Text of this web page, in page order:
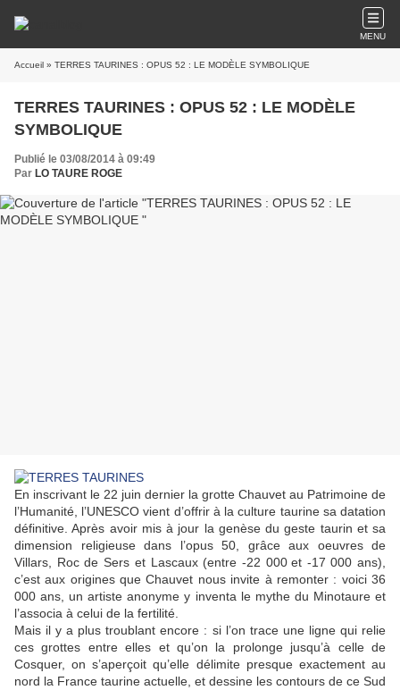
MENU
Accueil » TERRES TAURINES : OPUS 52 : LE MODÈLE SYMBOLIQUE
TERRES TAURINES : OPUS 52 : LE MODÈLE
SYMBOLIQUE
Publié le 03/08/2014 à 09:49
Par LO TAURE ROGE
En inscrivant le 22 juin dernier la grotte Chauvet au Patrimoine de
l’Humanité, l’UNESCO vient d’offrir à la culture taurine sa datation
définitive. Après avoir mis à jour la genèse du geste taurin et sa
dimension religieuse dans l’opus 50, grâce aux oeuvres de
Villars, Roc de Sers et Lascaux (entre -22 000 et -17 000 ans),
c’est aux origines que Chauvet nous invite à remonter : voici 36
000 ans, un artiste anonyme y inventa le mythe du Minotaure et
l’associa à celui de la fertilité.
Mais il y a plus troublant encore : si l’on trace une ligne qui relie
ces grottes entre elles et qu’on la prolonge jusqu’à celle de
Cosquer, on s’aperçoit qu’elle délimite presque exactement au
nord la France taurine actuelle, et dessine les contours de ce Sud